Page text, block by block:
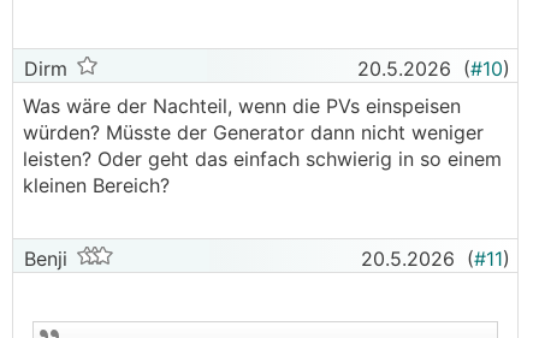
Aus Interesse (als technisches Nockabazl) :
warum wird die Netzfrequenz angehoben? Damit
dieWRabschalten?
Dirm 20.5.2026 (#10)
Was wäre der Nachteil, wenn die PVs einspeisen
würden? Müsste der Generator dann nicht weniger
leisten? Oder geht das einfach schwierig in so einem
kleinen Bereich?
Benji 20.5.2026 (#11)